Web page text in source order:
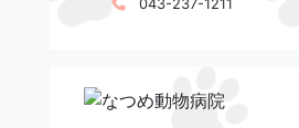
043-237-1211